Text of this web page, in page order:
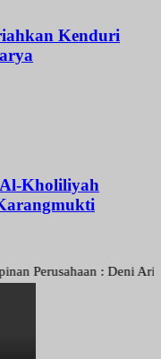
Kenduri
Kholiliyah
: Deni